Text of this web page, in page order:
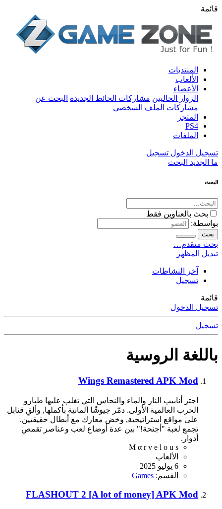
قائمة
المنتديات
الألعاب
الأعضاء
الزوار الحاليين مشاركات الحائط الجديدة البحث عن
مشاركات الملف الشخصي
المتجر
PS4
الملفات
تسجيل الدخول تسجيل
ما الجديد البحث
البحث
بحث بالعناوين فقط
بواسطة:
بحث
بحث متقدم…
تبديل المظهر
آخر النشاطات
تسجيل
قائمة
تسجيل الدخول
تسجيل
باللغة الروسية
Wings Remastered APK Mod
اجتز أنابيب النار والماء والنحاس التي تغلب عليها طيارو
الحرب العالمية الأولى. دمّر جيوشًا ألمانية بأكملها, وألقِ قنابل
على مواقع استراتيجية, وخض معارك مع أبطال حقيقيين.
تجمع لعبة "أجنحة!" بين عدة أوضاع لعب وعناصر تقمص
أدوار.
M α r v e l o u s
الألعاب
6 يوليو 2025
القسم: Games
FLASHOUT 2 [A lot of money] APK Mod